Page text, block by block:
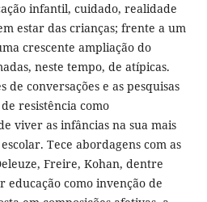
infantil, cuidado, realidade
estar das crianças; frente a um
crescente ampliação do
neste tempo, de atípicas.
conversações e as pesquisas
resistência como
viver as infâncias na sua mais
Tece abordagens com as
Freire, Kohan, dentre
educação como invenção de